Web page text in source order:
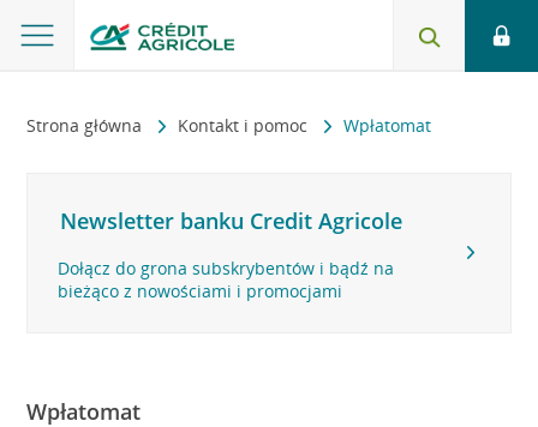
Strona główna Kontakt i pomoc Wpłatomat
Newsletter banku Credit Agricole
Dołącz do grona subskrybentów i bądź na
bieżąco z nowościami i promocjami
Wpłatomat